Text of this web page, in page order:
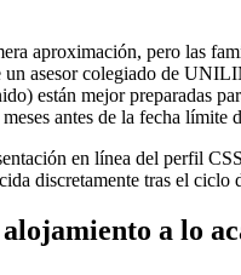
aproximación, pero las
un asesor colegiado de
están mejor preparadas
antes de la fecha límite
en línea del perfil
discretamente tras el ciclo
a lo